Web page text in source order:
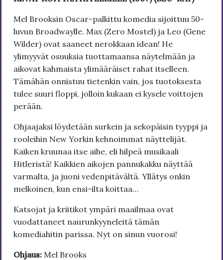
Mel Brooksin Oscar-palkittu komedia sijoittuu 50-
luvun Broadwaylle. Max (Zero Mostel) ja Leo (Gene
Wilder) ovat saaneet nerokkaan idean! He
ylimyyvät osuuksia tuottamaansa näytelmään ja
aikovat kahmaista ylimääräiset rahat itselleen.
Tämähän onnistuu tietenkin vain, jos tuotoksesta
tulee suuri floppi, jolloin kukaan ei kysele voittojen
perään.
Ohjaajaksi löydetään surkein ja sekopäisin tyyppi ja
rooleihin New Yorkin kehnoimmat näyttelijät.
Kaiken kruunaa itse aihe, eli hilpeä musikaali
Hitleristä! Kaikkien aikojen pannukakku näyttää
varmalta, ja juoni vedenpitävältä. Yllätys onkin
melkoinen, kun ensi-ilta koittaa…
Katsojat ja kriitikot ympäri maailmaa ovat
vuodattaneet naurunkyyneleitä tämän
komediahitin parissa. Nyt on sinun vuorosi!
Ohjaus: Mel Brooks